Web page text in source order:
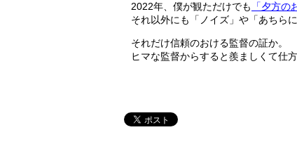
2022年、僕が観ただけでも
「夕方の
それ以外にも「ノイズ」や「あちら
それだけ信頼のおける監督の証か。
ヒマな監督からすると羨ましくて仕